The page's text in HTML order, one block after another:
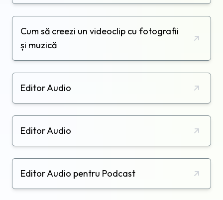
Cum să creezi un videoclip cu fotografii
și muzică
Editor Audio
Editor Audio
Editor Audio pentru Podcast